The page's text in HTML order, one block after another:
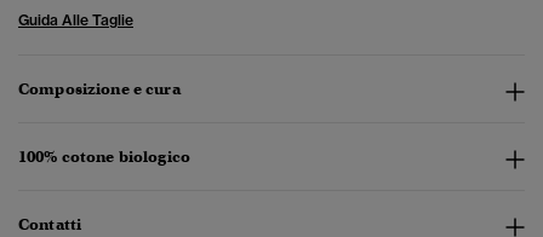
Guida Alle Taglie
Composizione e cura
100% cotone biologico
Contatti